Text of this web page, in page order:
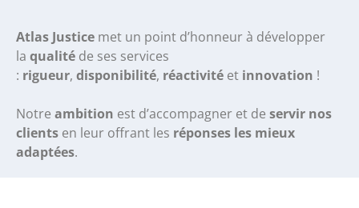
Atlas Justice met un point d’honneur à développer
la qualité de ses services
: rigueur, disponibilité, réactivité et innovation !
Notre ambition est d’accompagner et de servir nos
clients en leur offrant les réponses les mieux
adaptées.